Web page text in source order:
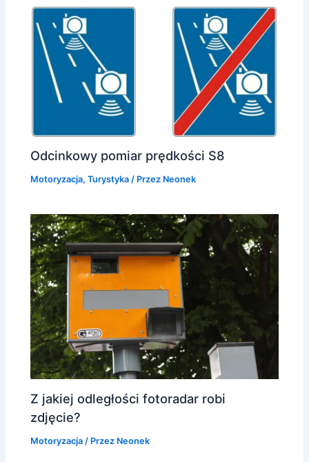
Odcinkowy pomiar prędkości S8
Motoryzacja,Turystyka / Przez Neonek
Z jakiej odległości fotoradar robi
zdjęcie?
Motoryzacja / Przez Neonek